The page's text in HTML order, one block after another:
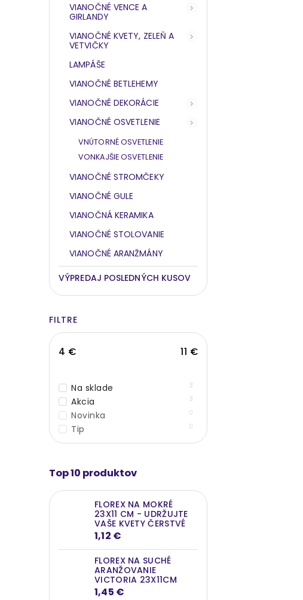
VIANOČNÉ VENCE A
GIRLANDY
VIANOČNÉ KVETY, ZELEŇ A
VETVIČKY
LAMPÁŠE
VIANOČNÉ BETLEHEMY
VIANOČNÉ DEKORÁCIE
VIANOČNÉ OSVETLENIE
VNÚTORNÉ OSVETLENIE
VONKAJŠIE OSVETLENIE
VIANOČNÉ STROMČEKY
VIANOČNÉ GULE
VIANOČNÁ KERAMIKA
VIANOČNÉ STOLOVANIE
VIANOČNÉ ARANŽMÁNY
VÝPREDAJ POSLEDNÝCH KUSOV
FILTRE
4 € 11 €
Na sklade 3
Akcia 3
Novinka 0
Tip 0
Top 10 produktov
FLOREX NA MOKRÉ
23X11 CM - UDRŽUJTE
VAŠE KVETY ČERSTVÉ
1,12 €
FLOREX NA SUCHÉ
ARANŽOVANIE
VICTORIA 23X11CM
1,45 €